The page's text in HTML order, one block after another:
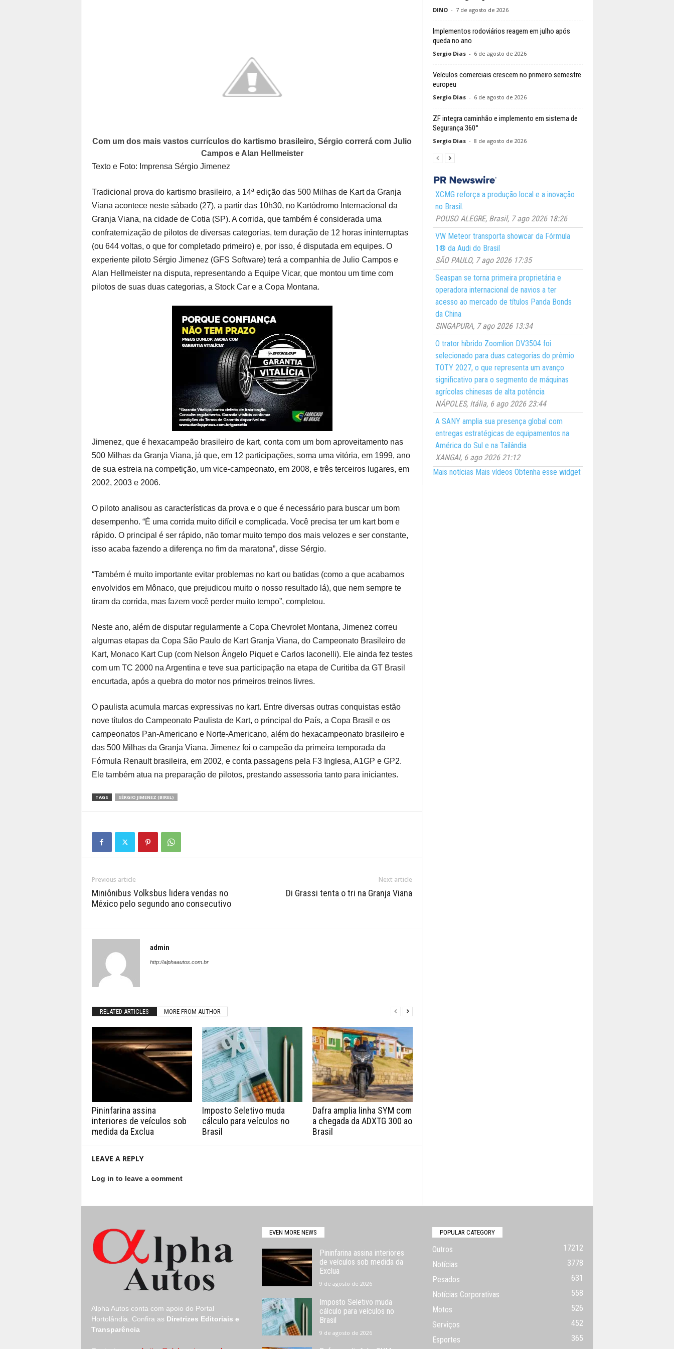
Com um dos mais vastos currículos do kartismo brasileiro, Sérgio correrá com Julio
Campos e Alan Hellmeister
Texto e Foto: Imprensa Sérgio Jimenez
Tradicional prova do kartismo brasileiro, a 14ª edição das 500 Milhas de Kart da Granja
Viana acontece neste sábado (27), a partir das 10h30, no Kartódromo Internacional da
Granja Viana, na cidade de Cotia (SP). A corrida, que também é considerada uma
confraternização de pilotos de diversas categorias, tem duração de 12 horas ininterruptas
(ou 644 voltas, o que for completado primeiro) e, por isso, é disputada em equipes. O
experiente piloto Sérgio Jimenez (GFS Software) terá a companhia de Julio Campos e
Alan Hellmeister na disputa, representando a Equipe Vicar, que montou um time com
pilotos de suas duas categorias, a Stock Car e a Copa Montana.
Jimenez, que é hexacampeão brasileiro de kart, conta com um bom aproveitamento nas
500 Milhas da Granja Viana, já que, em 12 participações, soma uma vitória, em 1999, ano
de sua estreia na competição, um vice-campeonato, em 2008, e três terceiros lugares, em
2002, 2003 e 2006.
O piloto analisou as características da prova e o que é necessário para buscar um bom
desempenho. “É uma corrida muito difícil e complicada. Você precisa ter um kart bom e
rápido. O principal é ser rápido, não tomar muito tempo dos mais velozes e ser constante,
isso acaba fazendo a diferença no fim da maratona”, disse Sérgio.
“Também é muito importante evitar problemas no kart ou batidas (como a que acabamos
envolvidos em Mônaco, que prejudicou muito o nosso resultado lá), que nem sempre te
tiram da corrida, mas fazem você perder muito tempo”, completou.
Neste ano, além de disputar regularmente a Copa Chevrolet Montana, Jimenez correu
algumas etapas da Copa São Paulo de Kart Granja Viana, do Campeonato Brasileiro de
Kart, Monaco Kart Cup (com Nelson Ângelo Piquet e Carlos Iaconelli). Ele ainda fez testes
com um TC 2000 na Argentina e teve sua participação na etapa de Curitiba da GT Brasil
encurtada, após a quebra do motor nos primeiros treinos livres.
O paulista acumula marcas expressivas no kart. Entre diversas outras conquistas estão
nove títulos do Campeonato Paulista de Kart, o principal do País, a Copa Brasil e os
campeonatos Pan-Americano e Norte-Americano, além do hexacampeonato brasileiro e
das 500 Milhas da Granja Viana. Jimenez foi o campeão da primeira temporada da
Fórmula Renault brasileira, em 2002, e conta passagens pela F3 Inglesa, A1GP e GP2.
Ele também atua na preparação de pilotos, prestando assessoria tanto para iniciantes.
TAGS SÉRGIO JIMENEZ (BIREL)
Previous article
Miniônibus Volksbus lidera vendas no
México pelo segundo ano consecutivo
Next article
Di Grassi tenta o tri na Granja Viana
admin
http://alphaautos.com.br
RELATED ARTICLES MORE FROM AUTHOR
Pininfarina assina
interiores de veículos sob
medida da Exclua
Imposto Seletivo muda
cálculo para veículos no
Brasil
Dafra amplia linha SYM com
a chegada da ADXTG 300 ao
Brasil
LEAVE A REPLY
Log in to leave a comment
DINO - 7 de agosto de 2026
Implementos rodoviários reagem em julho após
queda no ano
Sergio Dias - 6 de agosto de 2026
Veículos comerciais crescem no primeiro semestre
europeu
Sergio Dias - 6 de agosto de 2026
ZF integra caminhão e implemento em sistema de
Segurança 360°
Sergio Dias - 8 de agosto de 2026
XCMG reforça a produção local e a inovação
no Brasil.
POUSO ALEGRE, Brasil, 7 ago 2026 18:26
VW Meteor transporta showcar da Fórmula
1® da Audi do Brasil
SÃO PAULO, 7 ago 2026 17:35
Seaspan se torna primeira proprietária e
operadora internacional de navios a ter
acesso ao mercado de títulos Panda Bonds
da China
SINGAPURA, 7 ago 2026 13:34
O trator híbrido Zoomlion DV3504 foi
selecionado para duas categorias do prêmio
TOTY 2027, o que representa um avanço
significativo para o segmento de máquinas
agrícolas chinesas de alta potência
NÁPOLES, Itália, 6 ago 2026 23:44
A SANY amplia sua presença global com
entregas estratégicas de equipamentos na
América do Sul e na Tailândia
XANGAI, 6 ago 2026 21:12
Mais notícias Mais vídeos Obtenha esse widget
Alpha Autos conta com apoio do Portal
Hortolândia.
Confira as Diretrizes Editoriais e
Transparência
EVEN MORE NEWS
Pininfarina assina interiores
de veículos sob medida da
Exclua
9 de agosto de 2026
Imposto Seletivo muda
cálculo para veículos no
Brasil
9 de agosto de 2026
POPULAR CATEGORY
Outros
17212
Notícias
3778
Pesados
631
Notícias Corporativas
558
Motos
526
Serviços
452
Esportes
365